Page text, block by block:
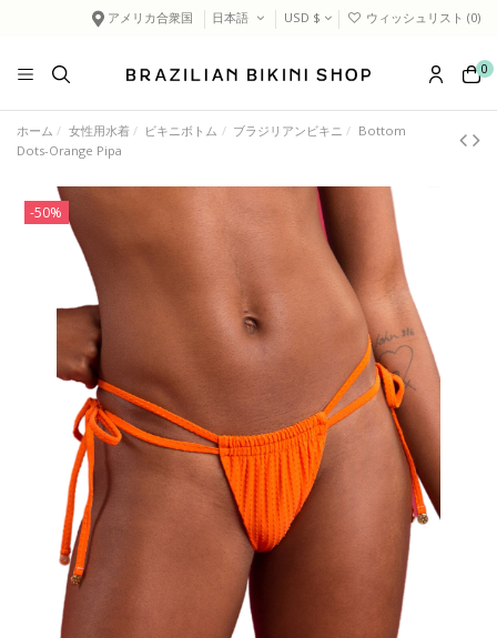
アメリカ合衆国 日本語 USD $ ウィッシュリスト (0)
0
ホーム 女性用水着 ビキニボトム ブラジリアンビキニ
Bottom
Dots-Orange Pipa
-50%